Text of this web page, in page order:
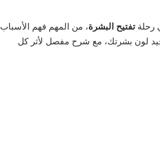
رحلةتفتيح البشرة، من المهم فهم الأسباب
لون بشرتك، مع شرح مفصل لأثر كل